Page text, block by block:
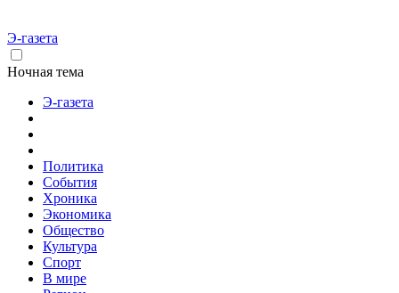
Э-газета
Ночная тема
Э-газета
Политика
События
Хроника
Экономика
Общество
Культура
Спорт
В мире